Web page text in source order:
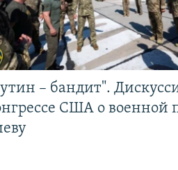
– бандит".
США о военной